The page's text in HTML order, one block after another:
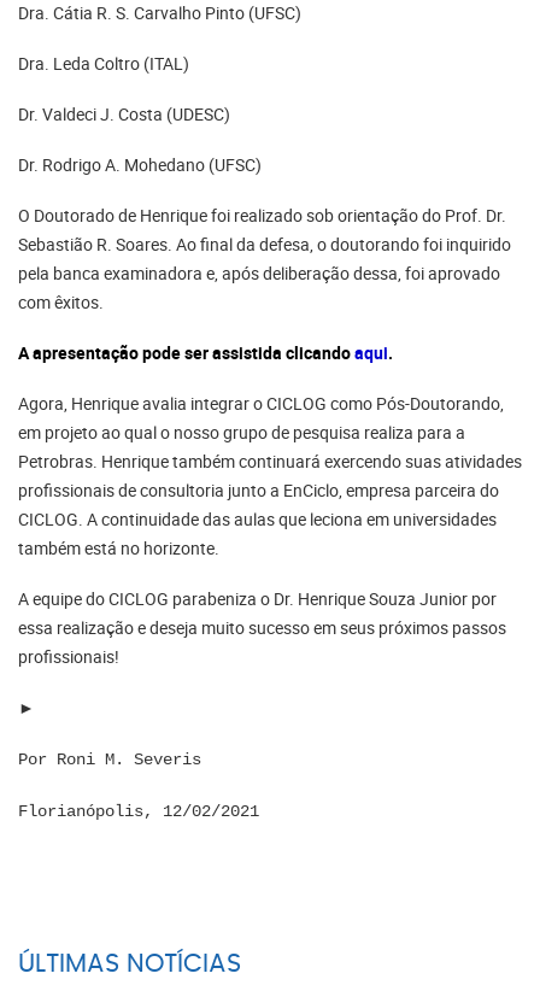
Dra. Cátia R. S. Carvalho Pinto (UFSC)
Dra. Leda Coltro (ITAL)
Dr. Valdeci J. Costa (UDESC)
Dr. Rodrigo A. Mohedano (UFSC)
O Doutorado de Henrique foi realizado sob orientação do Prof. Dr.
Sebastião R. Soares. Ao final da defesa, o doutorando foi inquirido
pela banca examinadora e, após deliberação dessa, foi aprovado
com êxitos.
A apresentação pode ser assistida clicandoaqui.
Agora, Henrique avalia integrar o CICLOG como Pós-Doutorando,
em projeto ao qual o nosso grupo de pesquisa realiza para a
Petrobras. Henrique também continuará exercendo suas atividades
profissionais de consultoria junto a EnCiclo, empresa parceira do
CICLOG. A continuidade das aulas que leciona em universidades
também está no horizonte.
A equipe do CICLOG parabeniza o Dr. Henrique Souza Junior por
essa realização e deseja muito sucesso em seus próximos passos
profissionais!
►
Por Roni M. Severis
Florianópolis, 12/02/2021
ÚLTIMAS NOTÍCIAS